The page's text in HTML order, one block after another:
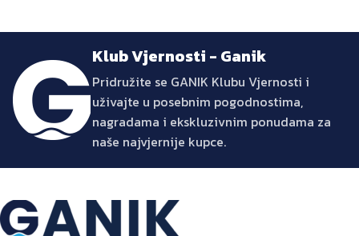
Klub Vjernosti - Ganik
Pridružite se GANIK Klubu Vjernosti i
uživajte u posebnim pogodnostima,
nagradama i ekskluzivnim ponudama za
naše najvjernije kupce.